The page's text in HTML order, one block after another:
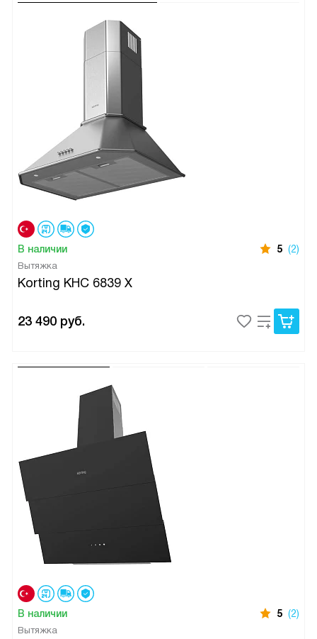
В наличии 5 (2)
Вытяжка
Korting KHC 6839 X
23 490 руб.
В наличии 5 (2)
Вытяжка